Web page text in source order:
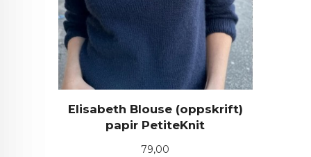
Elisabeth Blouse (oppskrift)
papir PetiteKnit
Pris
79,00